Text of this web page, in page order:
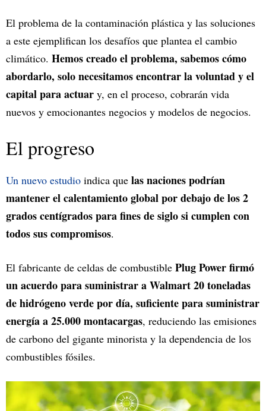
El problema de la contaminación plástica y las soluciones
a este ejemplifican los desafíos que plantea el cambio
climático. Hemos creado el problema, sabemos cómo
abordarlo, solo necesitamos encontrar la voluntad y el
capital para actuar y, en el proceso, cobrarán vida
nuevos y emocionantes negocios y modelos de negocios.
El progreso
Un nuevo estudio indica que las naciones podrían
mantener el calentamiento global por debajo de los 2
grados centígrados para fines de siglo si cumplen con
todos sus compromisos.
El fabricante de celdas de combustible Plug Power firmó
un acuerdo para suministrar a Walmart 20 toneladas
de hidrógeno verde por día, suficiente para suministrar
energía a 25.000 montacargas, reduciendo las emisiones
de carbono del gigante minorista y la dependencia de los
combustibles fósiles.